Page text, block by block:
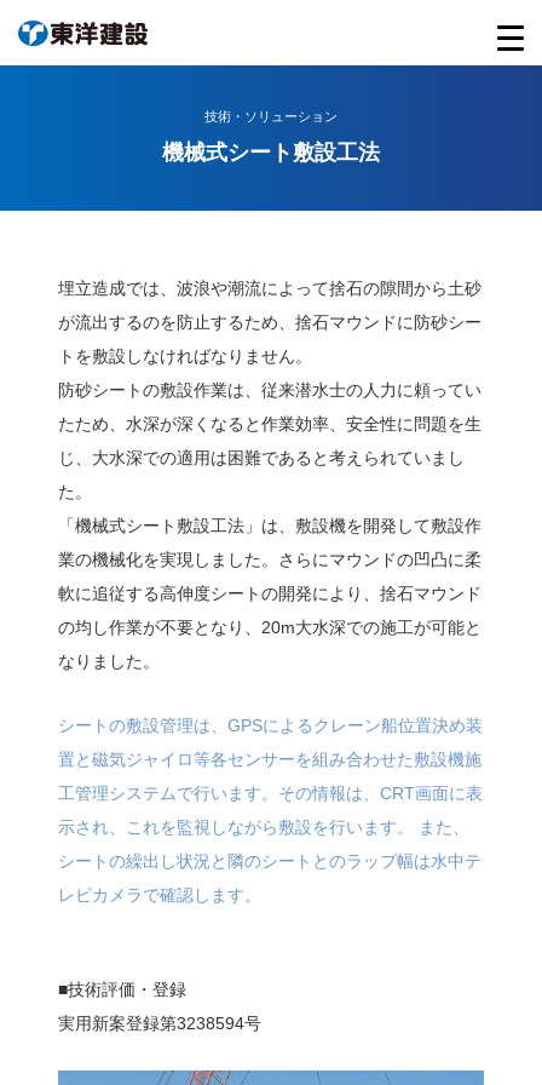
技術・ソリューション
機械式シート敷設工法
埋立造成では、波浪や潮流によって捨石の隙間から土砂
が流出するのを防止するため、捨石マウンドに防砂シー
トを敷設しなければなりません。
防砂シートの敷設作業は、従来潜水士の人力に頼ってい
たため、水深が深くなると作業効率、安全性に問題を生
じ、大水深での適用は困難であると考えられていまし
た。
「機械式シート敷設工法」は、敷設機を開発して敷設作
業の機械化を実現しました。さらにマウンドの凹凸に柔
軟に追従する高伸度シートの開発により、捨石マウンド
の均し作業が不要となり、20m大水深での施工が可能と
なりました。
シートの敷設管理は、GPSによるクレーン船位置決め装
置と磁気ジャイロ等各センサーを組み合わせた敷設機施
工管理システムで行います。その情報は、CRT画面に表
示され、これを監視しながら敷設を行います。 また、
シートの繰出し状況と隣のシートとのラップ幅は水中テ
レビカメラで確認します。
■技術評価・登録
実用新案登録第3238594号